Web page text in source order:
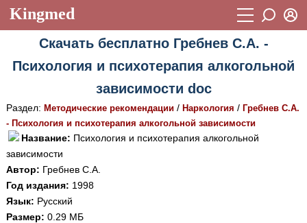
Kingmed
Учебный материал
Видеогалерея 899
Истории болезней 1268
Лекции и презентации
Аккредитационные тесты
Методические рекомендации
Восстановить пароль
Регистрация
Скачать бесплатно Гребнев С.А. -
Психология и психотерапия алкогольной
зависимости doc
Раздел: Методические рекомендации/ Наркология / Гребнев С.А.
- Психология и психотерапия алкогольной зависимости
Название: Психология и психотерапия алкогольной
зависимости
Автор: Гребнев С.А.
Год издания: 1998
Язык: Русский
Размер: 0.29 МБ